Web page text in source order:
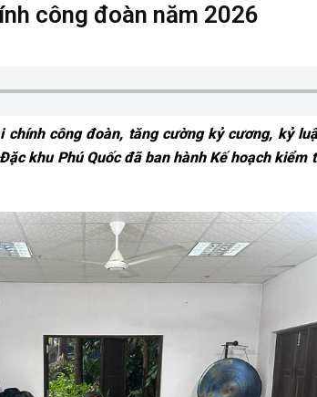
công đoàn năm 2026
chính công đoàn, tăng cường kỷ cương, kỷ
khu Phú Quốc đã ban hành Kế hoạch kiểm